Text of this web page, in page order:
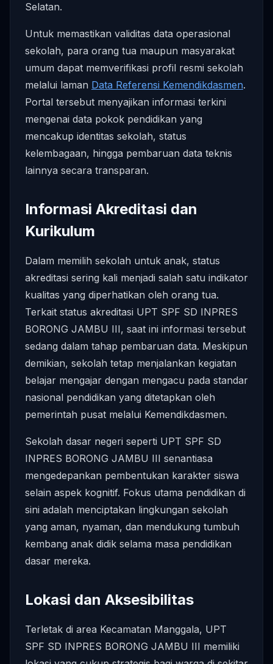
Selatan.
Untuk memastikan validitas data operasional
sekolah, para orang tua maupun masyarakat
umum dapat memverifikasi profil resmi sekolah
melalui laman Data Referensi Kemendikdasmen.
Portal tersebut menyajikan informasi terkini
mengenai data pokok pendidikan yang
mencakup identitas sekolah, status
kelembagaan, hingga pembaruan data teknis
lainnya secara transparan.
Informasi Akreditasi dan
Kurikulum
Dalam memilih sekolah untuk anak, status
akreditasi sering kali menjadi salah satu indikator
kualitas yang diperhatikan oleh orang tua.
Terkait status akreditasi UPT SPF SD INPRES
BORONG JAMBU III, saat ini informasi tersebut
sedang dalam tahap pembaruan data. Meskipun
demikian, sekolah tetap menjalankan kegiatan
belajar mengajar dengan mengacu pada standar
nasional pendidikan yang ditetapkan oleh
pemerintah pusat melalui Kemendikdasmen.
Sekolah dasar negeri seperti UPT SPF SD
INPRES BORONG JAMBU III senantiasa
mengedepankan pembentukan karakter siswa
selain aspek kognitif. Fokus utama pendidikan di
sini adalah menciptakan lingkungan sekolah
yang aman, nyaman, dan mendukung tumbuh
kembang anak didik selama masa pendidikan
dasar mereka.
Lokasi dan Aksesibilitas
Terletak di area Kecamatan Manggala, UPT
SPF SD INPRES BORONG JAMBU III memiliki